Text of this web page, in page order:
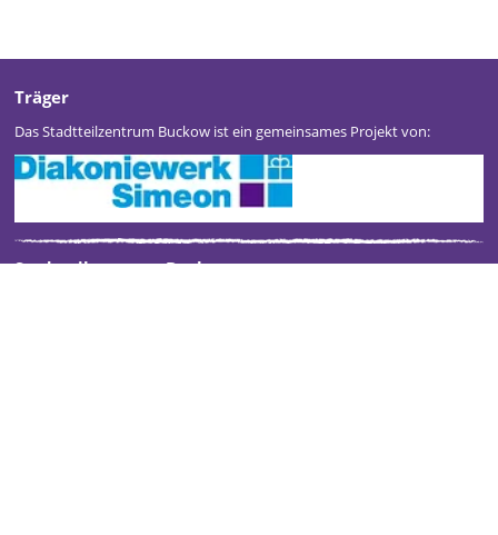
Träger
Das Stadtteilzentrum Buckow ist ein gemeinsames Projekt von:
Stadtteilzentrum Buckow